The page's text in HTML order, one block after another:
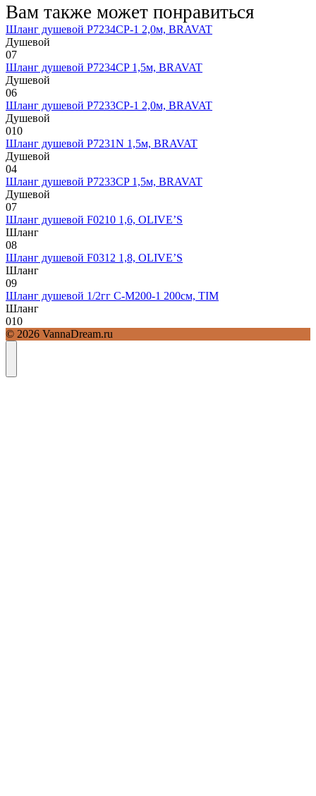
Вам также может понравиться
Шланг душевой P7234CP-1 2,0м, BRAVAT
Душевой
07
Шланг душевой P7234CP 1,5м, BRAVAT
Душевой
06
Шланг душевой P7233CP-1 2,0м, BRAVAT
Душевой
010
Шланг душевой P7231N 1,5м, BRAVAT
Душевой
04
Шланг душевой P7233CP 1,5м, BRAVAT
Душевой
07
Шланг душевой F0210 1,6, OLIVE’S
Шланг
08
Шланг душевой F0312 1,8, OLIVE’S
Шланг
09
Шланг душевой 1/2гг C-M200-1 200см, TIM
Шланг
010
© 2026 VannaDream.ru